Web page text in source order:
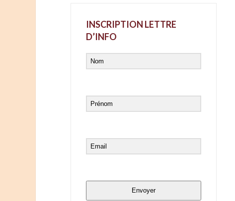
INSCRIPTION LETTRE
D’INFO
Envoyer